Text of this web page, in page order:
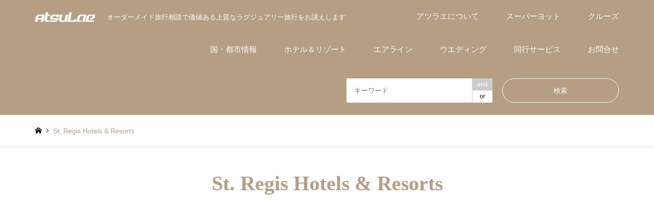
オーダーメイド旅行相談で価値ある上質なラグジュアリー旅行をお誂えします アツラエについて スーパーヨット クルーズ
国・都市情報 ホテル＆リゾート エアライン ウエディング 同行サービス お問合せ
and
or
St. Regis Hotels & Resorts
St. Regis Hotels & Resorts